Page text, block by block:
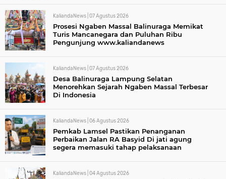
KaliandaNews | 07 Agustus 2026
Prosesi Ngaben Massal Balinuraga Memikat
Turis Mancanegara dan Puluhan Ribu
Pengunjung www.kaliandanews
KaliandaNews | 07 Agustus 2026
Desa Balinuraga Lampung Selatan
Menorehkan Sejarah Ngaben Massal Terbesar
Di Indonesia
KaliandaNews | 06 Agustus 2026
Pemkab Lamsel Pastikan Penanganan
Perbaikan Jalan RA Basyid Di jati agung
segera memasuki tahap pelaksanaan
KaliandaNews | 04 Agustus 2026